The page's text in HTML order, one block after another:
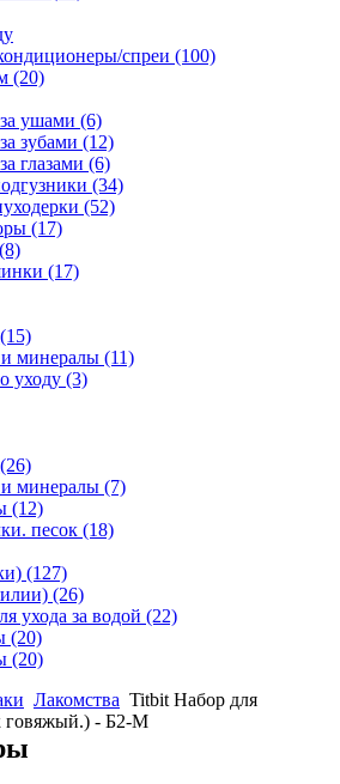
спреи (100)
(20)
ушами (6)
зубами (12)
глазами (6)
(34)
(52)
(17)
(8)
(17)
(15)
минералы (11)
уходу (3)
(26)
минералы (7)
(12)
песок (18)
(127)
(26)
ухода за водой (22)
(20)
(20)
Лакомства Titbit Набор для
говяжый.) - Б2-M